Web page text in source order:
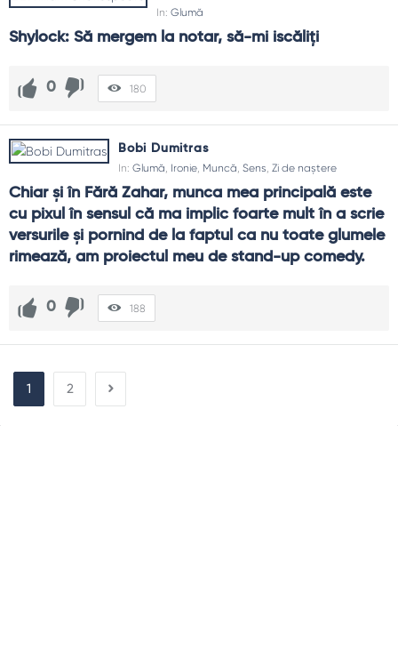
In: Glumă
Shylock: Să mergem la notar, să-mi iscăliţi
0 180
Bobi Dumitras
In: Glumă Ironie Muncă Sens Zi de naștere
Chiar și în Fără Zahar, munca mea principală este
cu pixul în sensul că ma implic foarte mult în a scrie
versurile și pornind de la faptul ca nu toate glumele
rimează, am proiectul meu de stand-up comedy.
0 188
1 2